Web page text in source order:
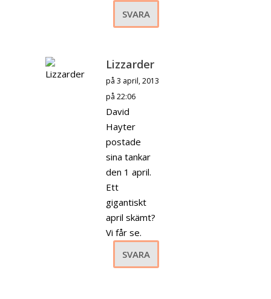
SVARA
Lizzarder
på 3 april, 2013
på 22:06
David
Hayter
postade
sina tankar
den 1 april.
Ett
gigantiskt
april skämt?
Vi får se.
SVARA